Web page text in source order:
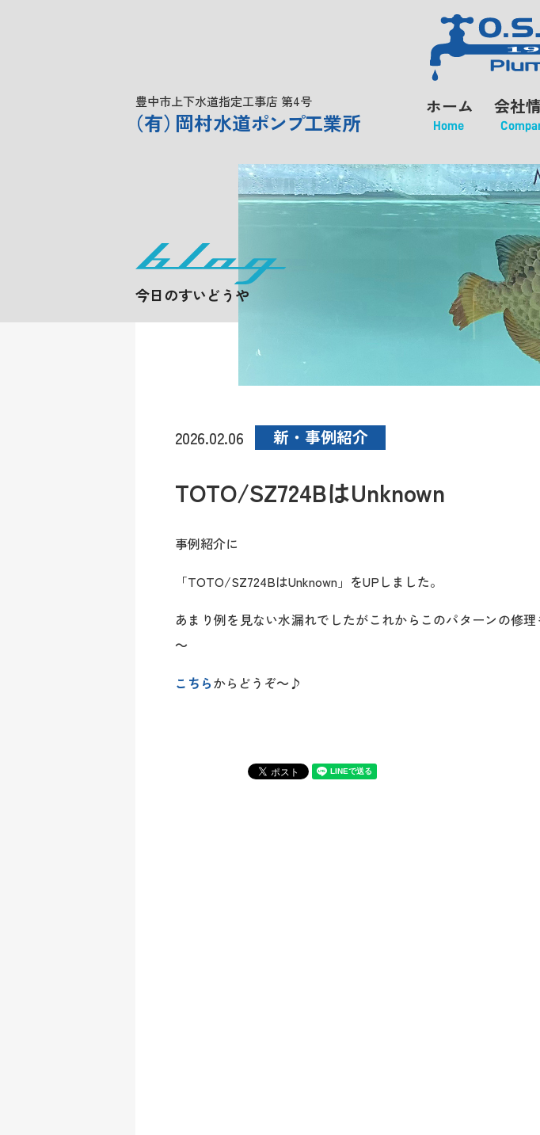
豊中市上下水道指定工事店 第4号
（有） 岡村水道ポンプ工業所
ホーム
Home
会社
今日のすいどうや
2026.02.06 新・事例紹介
TOTO/SZ724BはUnknown
事例紹介に
「TOTO/SZ724BはUnknown」をUPしました。
あまり例を見ない水漏れでしたがこれからこのパターンの修
～
こちらからどうぞ～♪